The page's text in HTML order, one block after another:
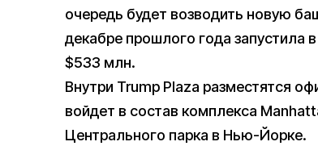
очередь будет возводить новую
декабре прошлого года
$533 млн.
Внутри Trump Plaza разместятся
войдет в состав комплекса
Центрального парка в Нью-Йорке.